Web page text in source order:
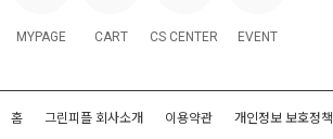
MYPAGE CART CS CENTER EVENT
홈 그린피플 회사소개 이용약관 개인정보 보호정책